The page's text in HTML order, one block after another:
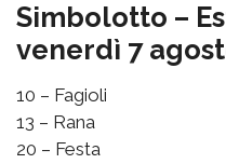
Simbolotto –
venerdì 7
10 – Fagioli
13 – Rana
20 – Festa